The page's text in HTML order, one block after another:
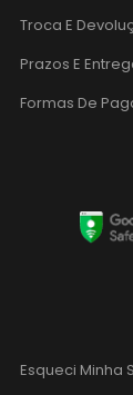
Troca E
Prazos E
Formas De
Esqueci Minha